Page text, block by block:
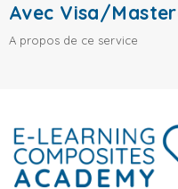
Avec Visa/
A propos de ce service